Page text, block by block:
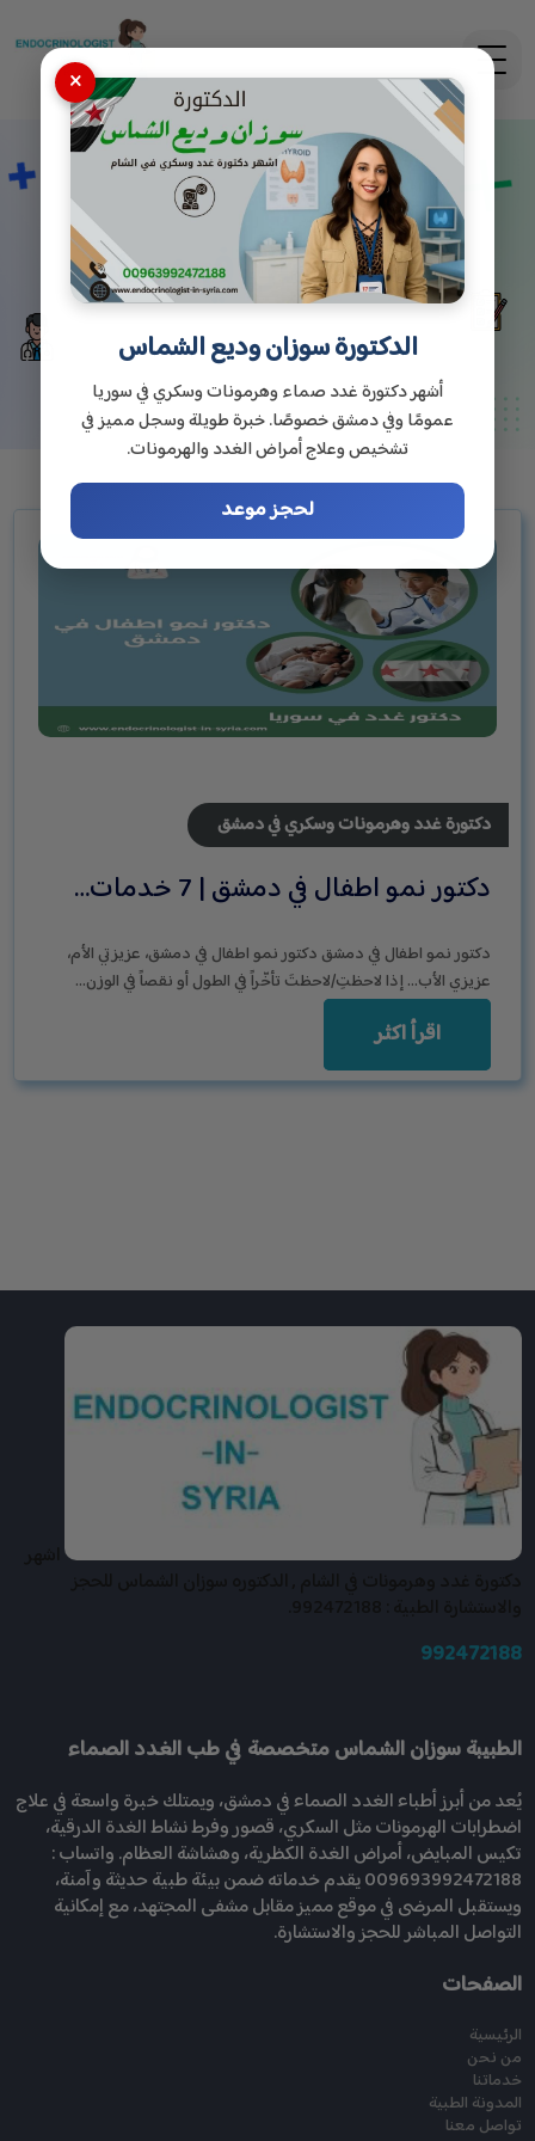
دكتور أطفال في دمشق
دكتورة غدد وهرمونات وسكري في دمشق
دكتور نمو اطفال في دمشق | 7 خدمات…
دكتور نمو اطفال في دمشق دكتور نمو اطفال في دمشق، عزيزتي الأم،
عزيزي الأب… إذا لاحظتِ/لاحظتَ تأخّراً في الطول أو نقصاً في الوزن…
اقرأ اكثر
992472188
الطبيبة سوزان الشماس متخصصة في طب الغدد الصماء
يُعد من أبرز أطباء الغدد الصماء في دمشق، ويمتلك خبرة واسعة في علاج
اضطرابات الهرمونات مثل السكري، قصور وفرط نشاط الغدة الدرقية،
تكيس المبايض، أمراض الغدة الكظرية، وهشاشة العظام. واتساب :
009693992472188 يقدم خدماته ضمن بيئة طبية حديثة وآمنة،
ويستقبل المرضى في موقع مميز مقابل مشفى المجتهد، مع إمكانية
التواصل المباشر للحجز والاستشارة.
الصفحات
الرئيسية
من نحن
خدماتنا
المدونة الطبية
تواصل معنا
×
الدكتورة سوزان وديع الشماس
أشهر دكتورة غدد صماء وهرمونات وسكري في سوريا
عمومًا وفي دمشق خصوصًا. خبرة طويلة وسجل مميز في
تشخيص وعلاج أمراض الغدد والهرمونات.
لحجز موعد